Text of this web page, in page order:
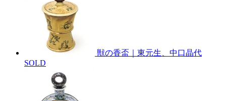
獣の香盃｜東元生、中口晶代
SOLD